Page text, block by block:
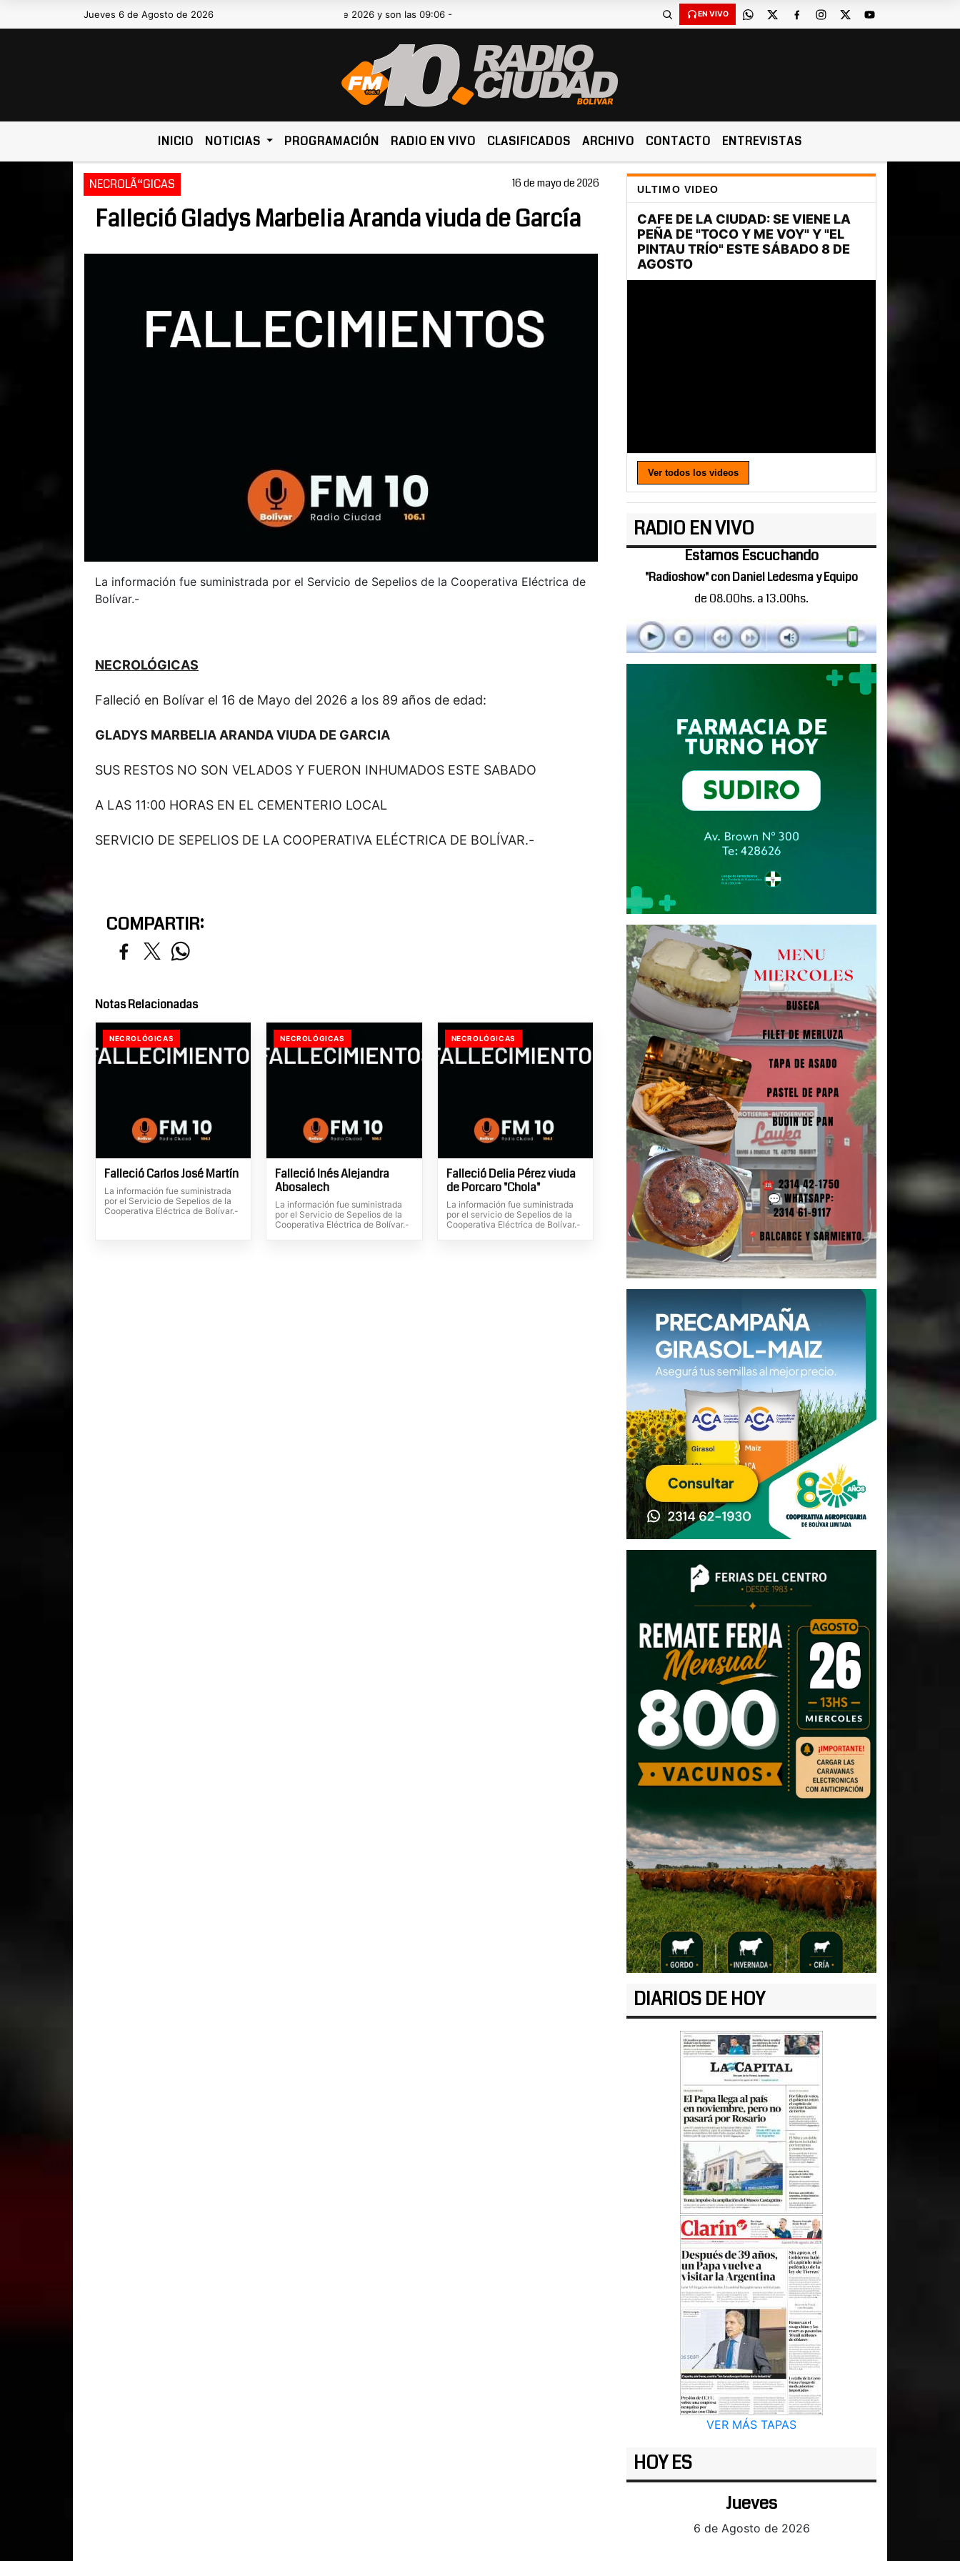
Jueves 6 de Agosto de 2026Hoy es Jueves 6 de Agosto de 2026 y son las 09:06 - EN VIVO
INICIO NOTICIAS PROGRAMACIÓN RADIO EN VIVO CLASIFICADOS ARCHIVO CONTACTO ENTREVISTAS
NECROLÃ“GICAS 16 de mayo de 2026
Falleció Gladys Marbelia Aranda viuda de García
La información fue suministrada por el Servicio de Sepelios de la Cooperativa Eléctrica de
Bolívar.-
NECROLÓGICAS
Falleció en Bolívar el 16 de Mayo del 2026 a los 89 años de edad:
GLADYS MARBELIA ARANDA VIUDA DE GARCIA
SUS RESTOS NO SON VELADOS Y FUERON INHUMADOS ESTE SABADO
A LAS 11:00 HORAS EN EL CEMENTERIO LOCAL
SERVICIO DE SEPELIOS DE LA COOPERATIVA ELÉCTRICA DE BOLÍVAR.-
COMPARTIR:
Notas Relacionadas
NECROLÓGICAS
Falleció Carlos José Martín
La información fue suministrada
por el Servicio de Sepelios de la
Cooperativa Eléctrica de Bolívar.-
NECROLÓGICAS
Falleció Inés Alejandra
Abosalech
La información fue suministrada
por el Servicio de Sepelios de la
Cooperativa Eléctrica de Bolívar.-
NECROLÓGICAS
Falleció Delia Pérez viuda
de Porcaro "Chola"
La información fue suministrada
por el servicio de Sepelios de la
Cooperativa Eléctrica de Bolívar.-
ULTIMO VIDEO
Ver todos los videos
RADIO EN VIVO
Estamos Escuchando
"Radioshow" con Daniel Ledesma y Equipo
de 08.00hs. a 13.00hs.
DIARIOS DE HOY
VER MÁS TAPAS
HOY ES
Jueves
6 de Agosto de 2026